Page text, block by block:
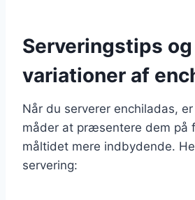
Serveringstips og
variationer af
Når du serverer enchiladas,
måder at præsentere dem på
måltidet mere indbydende.
servering: